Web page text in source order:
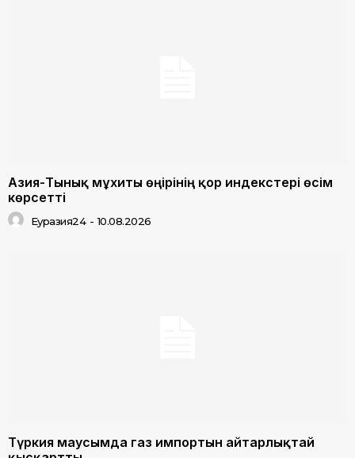
Азия-Тынық мұхиты өңірінің қор индекстері өсім
көрсетті
Еуразия24 - 10.08.2026
Түркия маусымда газ импортын айтарлықтай